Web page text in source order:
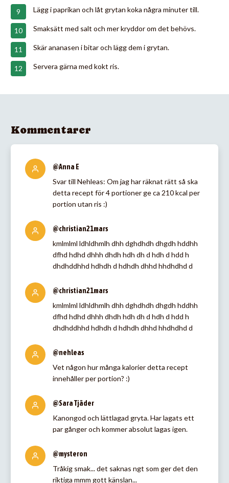
Lägg i paprikan och låt grytan koka några minuter till.
Smaksätt med salt och mer kryddor om det behövs.
Skär ananasen i bitar och lägg dem i grytan.
Servera gärna med kokt ris.
Kommentarer
@Anna E
Svar till Nehleas: Om jag har räknat rätt så ska
detta recept för 4 portioner ge ca 210 kcal per
portion utan ris :)
@christian21mars
kmlmlml ldhldhmlh dhh dghdhdh dhgdh hddhh
dfhd hdhd dhhh dhdh hdh dh d hdh d hdd h
dhdhddhhd hdhdh d hdhdh dhhd hhdhdhd d
@christian21mars
kmlmlml ldhldhmlh dhh dghdhdh dhgdh hddhh
dfhd hdhd dhhh dhdh hdh dh d hdh d hdd h
dhdhddhhd hdhdh d hdhdh dhhd hhdhdhd d
@nehleas
Vet någon hur många kalorier detta recept
innehåller per portion? :)
@Sara Tjäder
Kanongod och lättlagad gryta. Har lagats ett
par gånger och kommer absolut lagas igen.
@mysteron
Tråkig smak... det saknas ngt som ger det den
riktiga mmm gott känslan...